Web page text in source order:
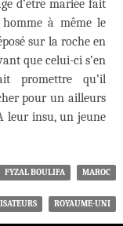
d’être mariée fait
à même le
sur la roche en
que celui-ci s’en
promettre qu’il
pour un ailleurs
leur insu, un jeune
FYZAL BOULIFA MAROC
ROYAUME-UNI